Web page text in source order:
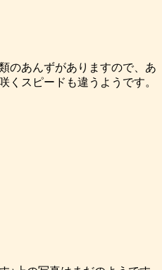
のあんずがありますので、あ
くスピードも違うようです。